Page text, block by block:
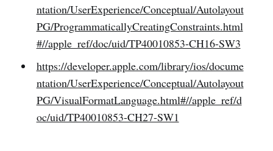
ntation/UserExperience/Conceptual/Autolayout
PG/ProgrammaticallyCreatingConstraints.html
#//apple_ref/doc/uid/TP40010853-CH16-SW3
https://developer.apple.com/library/ios/docume
ntation/UserExperience/Conceptual/Autolayout
PG/VisualFormatLanguage.html#//apple_ref/d
oc/uid/TP40010853-CH27-SW1